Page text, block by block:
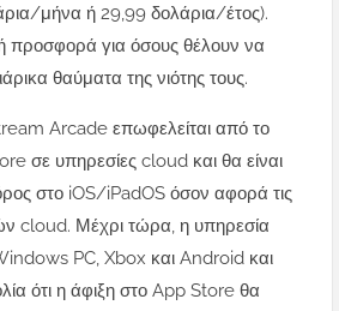
μήνα ή 29,99 δολάρια/έτος).
προσφορά για όσους θέλουν να
θαύματα της νιότης τους.
Arcade επωφελείται από το
σε υπηρεσίες cloud και θα είναι
στο iOS/iPadOS όσον αφορά τις
cloud. Μέχρι τώρα, η υπηρεσία
PC, Xbox και Android και
ότι η άφιξη στο App Store θα